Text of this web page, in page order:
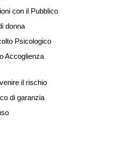
con il Pubblico
donna
Psicologico
Accoglienza
il rischio
di garanzia